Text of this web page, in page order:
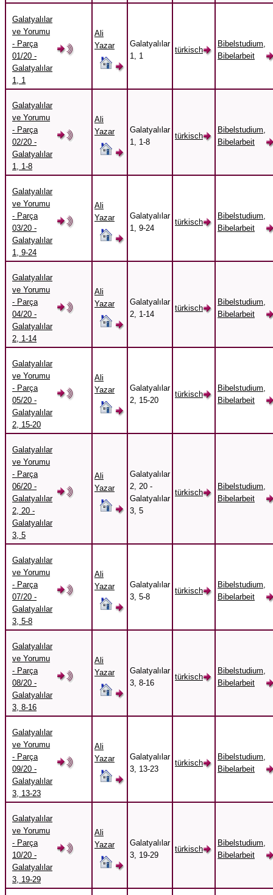
Galatyalılar
ve Yorumu
- Parça
01/20 -
Galatyalılar
1, 1
Ali
Yazar
Galatyalılar
1, 1
türkisch
Bibelstudium,
Bibelarbeit
Galatyalılar
ve Yorumu
- Parça
02/20 -
Galatyalılar
1, 1-8
Ali
Yazar
Galatyalılar
1, 1-8
türkisch
Bibelstudium,
Bibelarbeit
Galatyalılar
ve Yorumu
- Parça
03/20 -
Galatyalılar
1, 9-24
Ali
Yazar
Galatyalılar
1, 9-24
türkisch
Bibelstudium,
Bibelarbeit
Galatyalılar
ve Yorumu
- Parça
04/20 -
Galatyalılar
2, 1-14
Ali
Yazar
Galatyalılar
2, 1-14
türkisch
Bibelstudium,
Bibelarbeit
Galatyalılar
ve Yorumu
- Parça
05/20 -
Galatyalılar
2, 15-20
Ali
Yazar
Galatyalılar
2, 15-20
türkisch
Bibelstudium,
Bibelarbeit
Galatyalılar
ve Yorumu
- Parça
06/20 -
Galatyalılar
2, 20 -
Galatyalılar
3, 5
Ali
Yazar
Galatyalılar
2, 20 -
Galatyalılar
3, 5
türkisch
Bibelstudium,
Bibelarbeit
Galatyalılar
ve Yorumu
- Parça
07/20 -
Galatyalılar
3, 5-8
Ali
Yazar
Galatyalılar
3, 5-8
türkisch
Bibelstudium,
Bibelarbeit
Galatyalılar
ve Yorumu
- Parça
08/20 -
Galatyalılar
3, 8-16
Ali
Yazar
Galatyalılar
3, 8-16
türkisch
Bibelstudium,
Bibelarbeit
Galatyalılar
ve Yorumu
- Parça
09/20 -
Galatyalılar
3, 13-23
Ali
Yazar
Galatyalılar
3, 13-23
türkisch
Bibelstudium,
Bibelarbeit
Galatyalılar
ve Yorumu
- Parça
10/20 -
Galatyalılar
3, 19-29
Ali
Yazar
Galatyalılar
3, 19-29
türkisch
Bibelstudium,
Bibelarbeit